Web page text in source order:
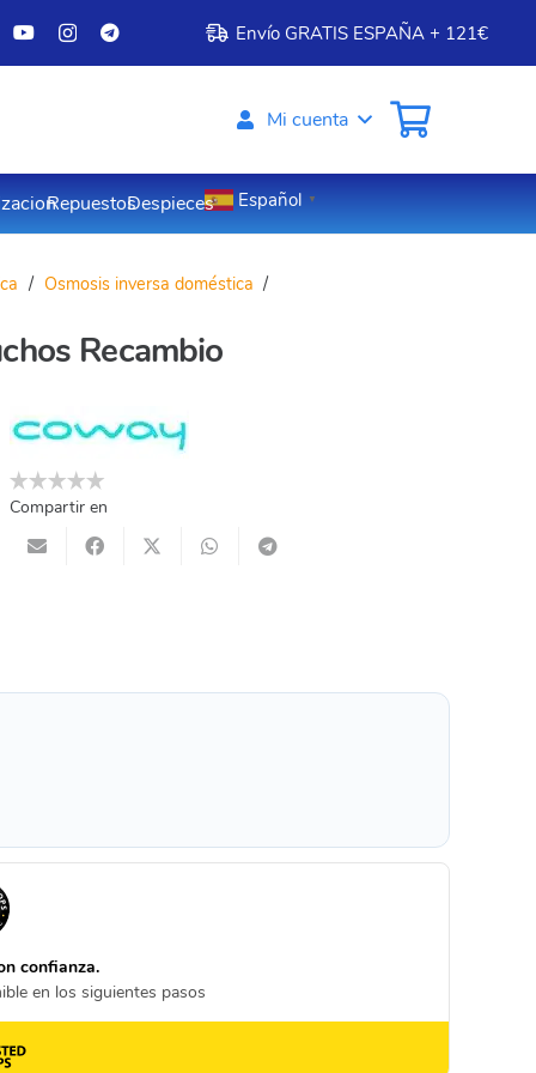
Envío GRATIS ESPAÑA + 121€
Mi cuenta
RepuestosDespieces Español ▼
/ Osmosis inversa doméstica /
Recambio
Compartir en